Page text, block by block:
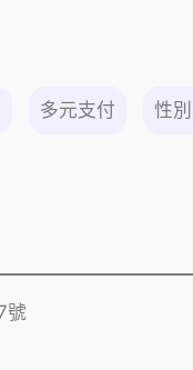
多元支付 性
號